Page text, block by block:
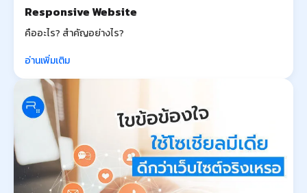
Responsive Website
คืออะไร? สำคัญอย่างไร?
อ่านเพิ่มเติม